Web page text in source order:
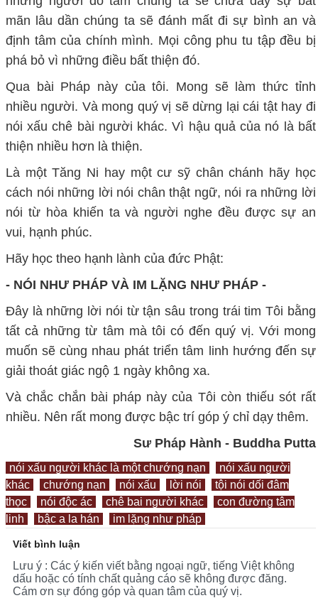
mãn lâu dần chúng ta sẽ đánh mất đi sự bình an và
định tâm của chính mình. Mọi công phu tu tập đều bị
phá bỏ vì những điều bất thiện đó.
Qua bài Pháp này của tôi. Mong sẽ làm thức tỉnh
nhiều người. Và mong quý vị sẽ dừng lại cái tật hay đi
nói xấu chê bài người khác. Vì hậu quả của nó là bất
thiện nhiều hơn là thiện.
Là một Tăng Ni hay một cư sỹ chân chánh hãy học
cách nói những lời nói chân thật ngữ, nói ra những lời
nói từ hòa khiến ta và người nghe đều được sự an
vui, hạnh phúc.
Hãy học theo hạnh lành của đức Phật:
- NÓI NHƯ PHÁP VÀ IM LẶNG NHƯ PHÁP -
Đây là những lời nói từ tận sâu trong trái tim Tôi bằng
tất cả những từ tâm mà tôi có đến quý vị. Với mong
muốn sẽ cùng nhau phát triển tâm linh hướng đến sự
giải thoát giác ngộ 1 ngày không xa.
Và chắc chắn bài pháp này của Tôi còn thiếu sót rất
nhiều. Nên rất mong được bậc trí góp ý chỉ dạy thêm.
Sư Pháp Hành - Buddha Putta
nói xấu người khác là một chướng nạn
nói xấu người
khác
chướng nạn nói xấu lời nói
tội nói dối đâm
thọc
nói độc ác chê bai người khác
con đường tâm
linh
bậc a la hán im lặng như pháp
Viết bình luận
Lưu ý : Các ý kiến viết bằng ngoại ngữ, tiếng Việt không
dấu hoặc có tính chất quảng cáo sẽ không được đăng.
Cám ơn sự đóng góp và quan tâm của quý vị.